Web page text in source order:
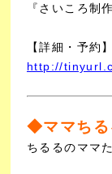
『さいころ制作
【詳細・予約】
http://
◆ママちる
ちるるのママ